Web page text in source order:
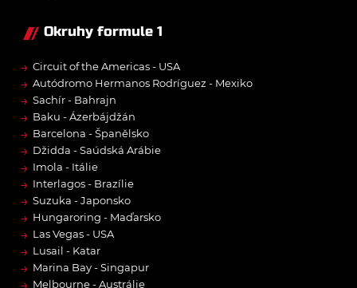
Okruhy formule 1
→ Circuit of the Americas - USA
→ Autódromo Hermanos Rodríguez - Mexiko
→ Sachír - Bahrajn
→ Baku - Ázerbájdžán
→ Barcelona - Španělsko
→ Džidda - Saúdská Arábie
→ Imola - Itálie
→ Interlagos - Brazílie
→ Suzuka - Japonsko
→ Hungaroring - Maďarsko
→ Las Vegas - USA
→ Lusail - Katar
→ Marina Bay - Singapur
Melbourne - Austrálie